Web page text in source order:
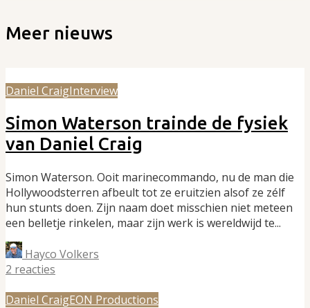
Meer nieuws
Daniel CraigInterview
Simon Waterson trainde de fysiek
van Daniel Craig
Simon Waterson. Ooit marinecommando, nu de man die
Hollywoodsterren afbeult tot ze eruitzien alsof ze zélf
hun stunts doen. Zijn naam doet misschien niet meteen
een belletje rinkelen, maar zijn werk is wereldwijd te...
Hayco Volkers
2 reacties
Daniel CraigEON Productions